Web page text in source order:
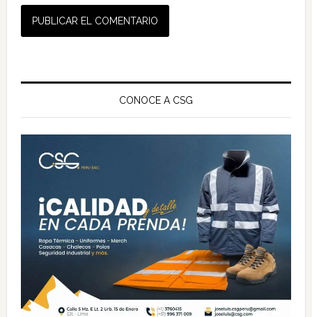
Barra
principal
CONOCE A CSG